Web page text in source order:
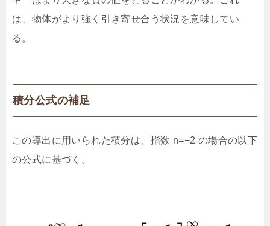
は、物体がより強く引き寄せ合う状況を意味してい
る。
積分公式の補足
この導出に用いられた積分は、指数 n=−2 の場合の以下
の公式に基づく。